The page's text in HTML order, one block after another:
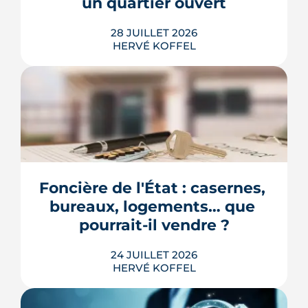
LIRE L'ARTICLE
28 JUILLET 2026
HERVÉ KOFFEL
Longtemps clos derrière les murs de
l'hôpital Guillaume-Régnier, le Bois-
Perrin s'ouvre enfin sur la ville. La
redessinera tout un pan du quartier
Jeanne-d'Arc jusqu'en 2030.
LIRE L'ARTICLE
Foncière de l'État : casernes,
bureaux, logements… que
pourrait-il vendre ?
24 JUILLET 2026
HERVÉ KOFFEL